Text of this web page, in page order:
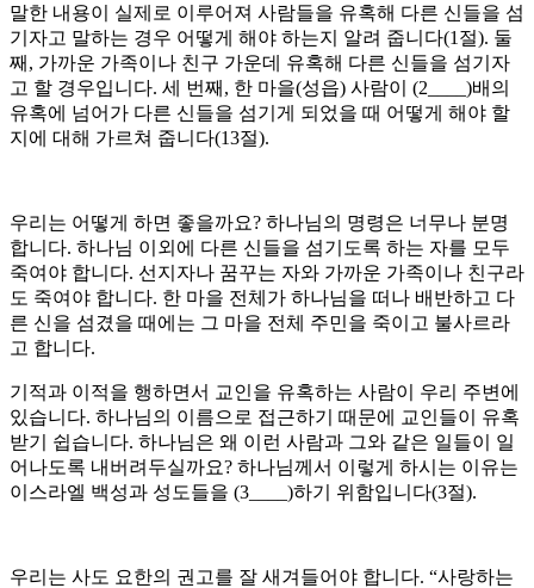
말한 내용이 실제로 이루어져 사람들을 유혹해 다른 신들을 섬
기자고 말하는 경우 어떻게 해야 하는지 알려 줍니다(1절). 둘
째, 가까운 가족이나 친구 가운데 유혹해 다른 신들을 섬기자
고 할 경우입니다. 세 번째, 한 마을(성읍) 사람이 (2____)배의
유혹에 넘어가 다른 신들을 섬기게 되었을 때 어떻게 해야 할
지에 대해 가르쳐 줍니다(13절).
우리는 어떻게 하면 좋을까요? 하나님의 명령은 너무나 분명
합니다. 하나님 이외에 다른 신들을 섬기도록 하는 자를 모두
죽여야 합니다. 선지자나 꿈꾸는 자와 가까운 가족이나 친구라
도 죽여야 합니다. 한 마을 전체가 하나님을 떠나 배반하고 다
른 신을 섬겼을 때에는 그 마을 전체 주민을 죽이고 불사르라
고 합니다.
기적과 이적을 행하면서 교인을 유혹하는 사람이 우리 주변에
있습니다. 하나님의 이름으로 접근하기 때문에 교인들이 유혹
받기 쉽습니다. 하나님은 왜 이런 사람과 그와 같은 일들이 일
어나도록 내버려두실까요? 하나님께서 이렇게 하시는 이유는
이스라엘 백성과 성도들을 (3____)하기 위함입니다(3절).
우리는 사도 요한의 권고를 잘 새겨들어야 합니다. “사랑하는